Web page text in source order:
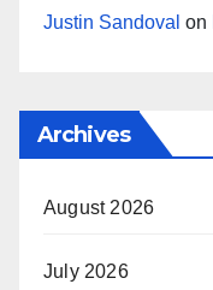
Justin Sandoval on
Archives
August 2026
July 2026